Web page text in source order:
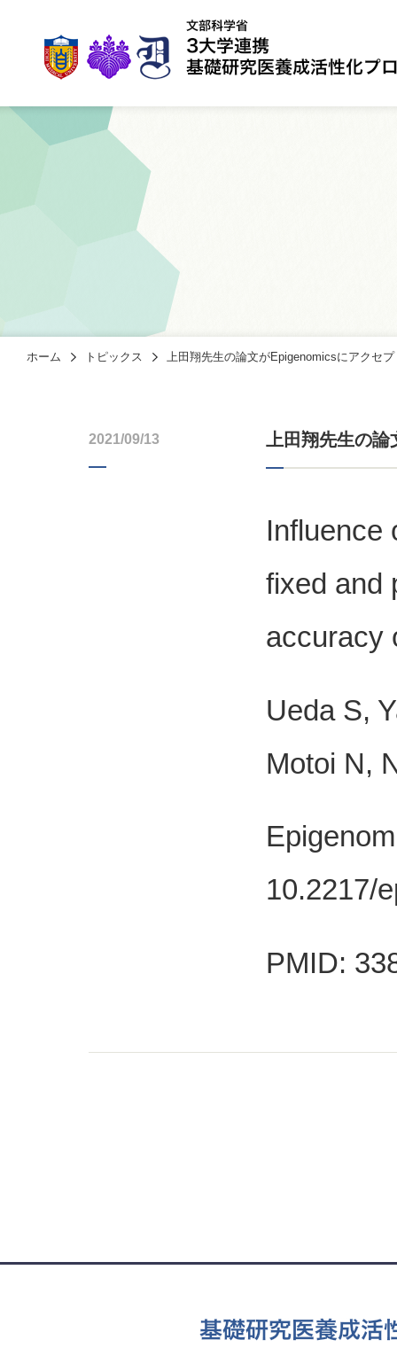
ホーム トピックス 上田翔先生の論文がEpigenomicsにアクセ
2021/09/13 上田翔先生の
Influence
fixed and
accuracy
Ueda S,
Motoi N,
10.2217/
PMID: